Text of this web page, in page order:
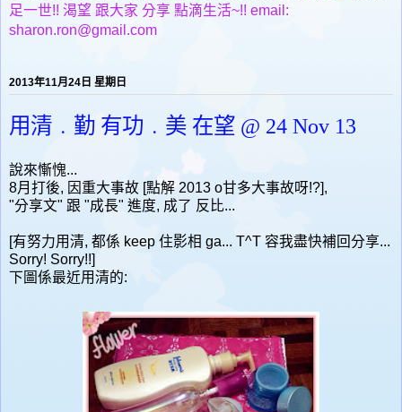
足一世!! 渴望 跟大家 分享 點滴生活~!! email:
sharon.ron@gmail.com
2013年11月24日 星期日
用清﹒勤 有功﹒美 在望 @ 24 Nov 13
說來慚愧...
8月打後, 因重大事故 [點解 2013 o甘多大事故呀!?],
"分享文" 跟 "成長" 進度, 成了 反比...
[有努力用清, 都係 keep 住影相 ga... T^T 容我盡快補回分享...
Sorry! Sorry!!]
下圖係最近用清的: